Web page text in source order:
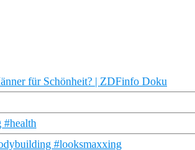
für Schönheit? | ZDFinfo Doku
#health
#looksmaxxing